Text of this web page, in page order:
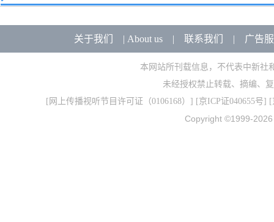
关于我们 | About us| 联系我们 | 广告
本网站所刊载信息，不代表中新社
未经授权禁止转载、摘编、
[ 网上传播视听节目许可证（0106168） ] [京ICP证040655号] [
Copyright ©1999-